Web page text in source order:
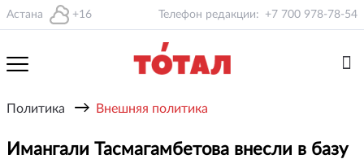
Астана +16 Телефон редакции: +7 700 978-78-54
Политика → Внешняя политика
Имангали Тасмагамбетова внесли в базу